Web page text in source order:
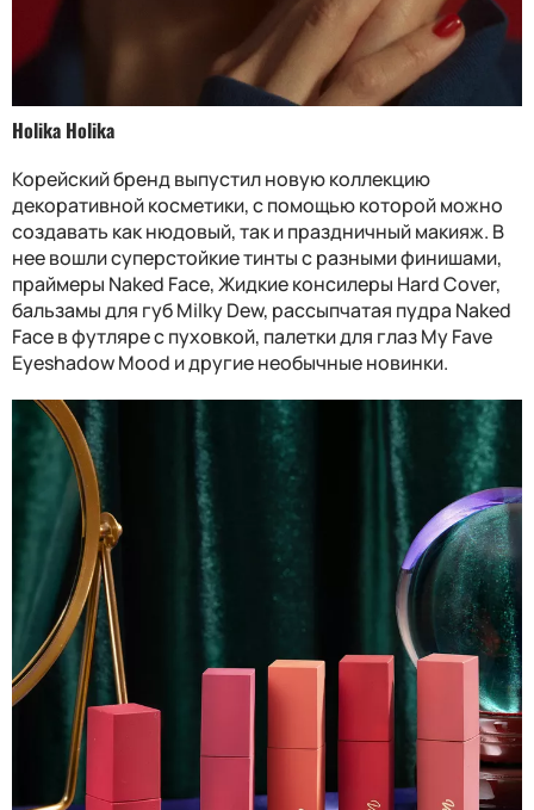
Holika Holika
Корейский бренд выпустил новую коллекцию
декоративной косметики, с помощью которой можно
создавать как нюдовый, так и праздничный макияж. В
нее вошли суперстойкие тинты с разными финишами,
праймеры Naked Face, Жидкие консилеры Hard Cover,
бальзамы для губ Milky Dew, рассыпчатая пудра Naked
Face в футляре с пуховкой, палетки для глаз My Fave
Eyeshadow Mood и другие необычные новинки.